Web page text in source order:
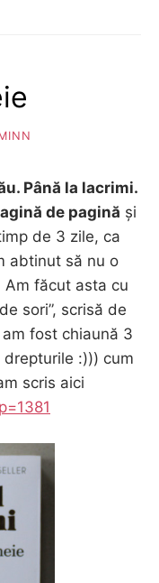
Până la lacrimi.
de pagină și
de 3 zile, ca
abtinut să nu o
făcut asta cu
sori”, scrisă de
fost chiaună 3
:))) cum
scris aici